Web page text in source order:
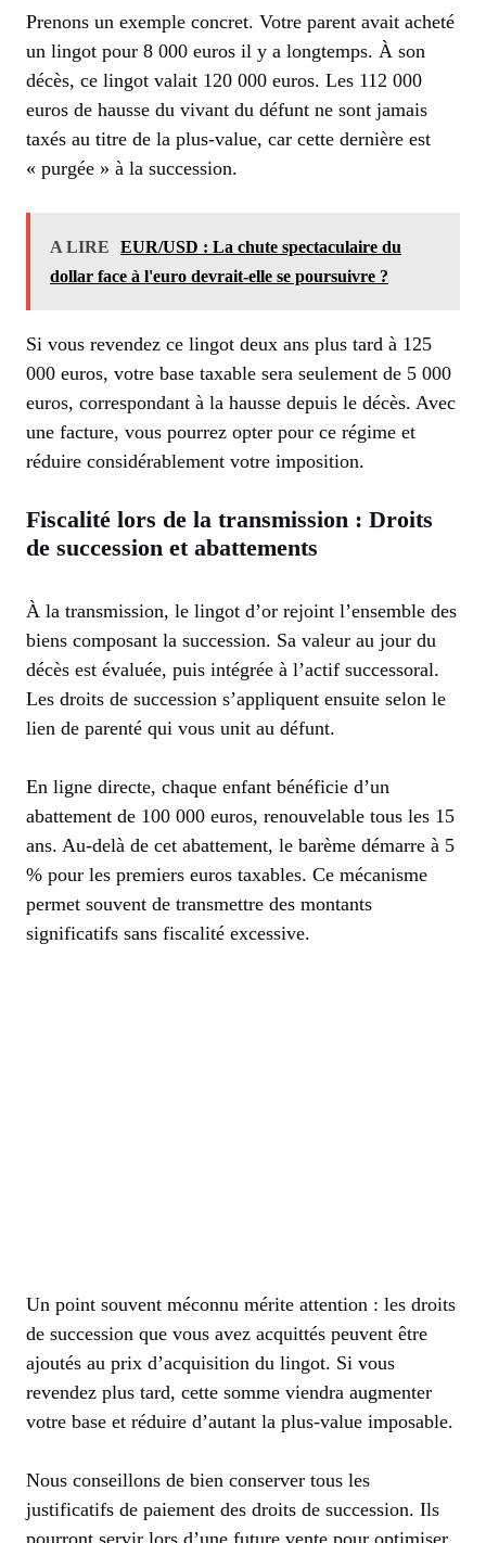
Prenons un exemple concret. Votre parent avait acheté
un lingot pour 8 000 euros il y a longtemps. À son
décès, ce lingot valait 120 000 euros. Les 112 000
euros de hausse du vivant du défunt ne sont jamais
taxés au titre de la plus-value, car cette dernière est
« purgée » à la succession.
A LIRE
EUR/USD : La chute spectaculaire du
dollar face à l'euro devrait-elle se poursuivre ?
Si vous revendez ce lingot deux ans plus tard à 125
000 euros, votre base taxable sera seulement de 5 000
euros, correspondant à la hausse depuis le décès. Avec
une facture, vous pourrez opter pour ce régime et
réduire considérablement votre imposition.
Fiscalité lors de la transmission : Droits
de succession et abattements
À la transmission, le lingot d’or rejoint l’ensemble des
biens composant la succession. Sa valeur au jour du
décès est évaluée, puis intégrée à l’actif successoral.
Les droits de succession s’appliquent ensuite selon le
lien de parenté qui vous unit au défunt.
En ligne directe, chaque enfant bénéficie d’un
abattement de 100 000 euros, renouvelable tous les 15
ans. Au-delà de cet abattement, le barème démarre à 5
% pour les premiers euros taxables. Ce mécanisme
permet souvent de transmettre des montants
significatifs sans fiscalité excessive.
Un point souvent méconnu mérite attention : les droits
de succession que vous avez acquittés peuvent être
ajoutés au prix d’acquisition du lingot. Si vous
revendez plus tard, cette somme viendra augmenter
votre base et réduire d’autant la plus-value imposable.
Nous conseillons de bien conserver tous les
justificatifs de paiement des droits de succession. Ils